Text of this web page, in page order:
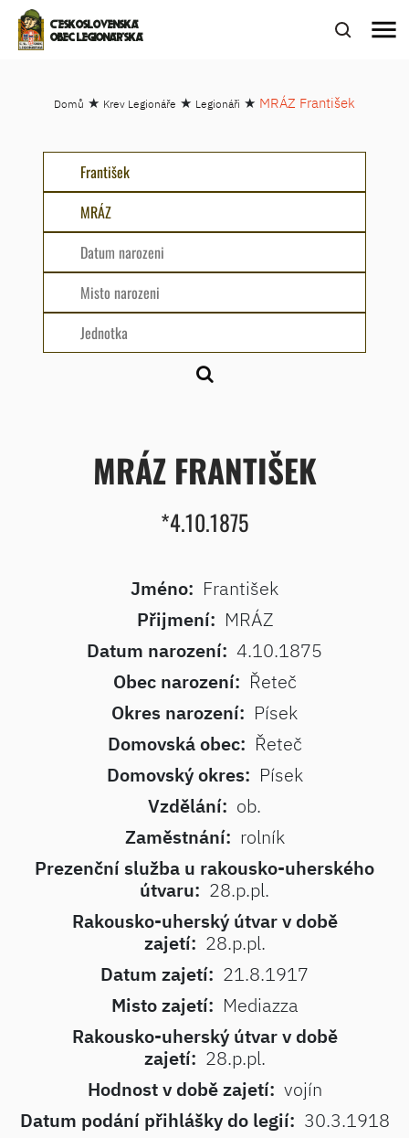
ČESKOSLOVENSKÁ
OBEC LEGIONÁŘSKÁ
menu
Domů ★ Krev Legionáře ★ Legionáři ★ MRÁZ František
MRÁZ FRANTIŠEK
*4.10.1875
Jméno: František
Přijmení: MRÁZ
Datum narození: 4.10.1875
Obec narození: Řeteč
Okres narození: Písek
Domovská obec: Řeteč
Domovský okres: Písek
Vzdělání: ob.
Zaměstnání: rolník
Prezenční služba u rakousko-uherského
útvaru: 28.p.pl.
Rakousko-uherský útvar v době
zajetí: 28.p.pl.
Datum zajetí: 21.8.1917
Misto zajetí: Mediazza
Rakousko-uherský útvar v době
zajetí: 28.p.pl.
Hodnost v době zajetí: vojín
Datum podání přihlášky do legií: 30.3.1918